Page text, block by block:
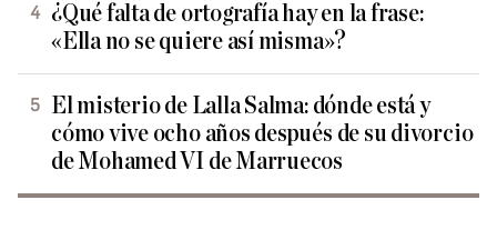
¿Qué falta de ortografía hay en la frase:
«Ella no se quiere así misma»?
El misterio de Lalla Salma: dónde está y
cómo vive ocho años después de su divorcio
de Mohamed VI de Marruecos